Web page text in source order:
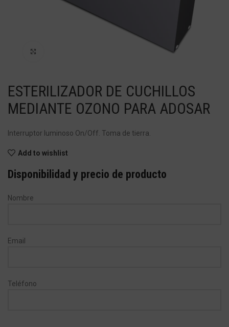
ESTERILIZADOR DE CUCHILLOS
MEDIANTE OZONO PARA ADOSAR
Interruptor luminoso On/Off. Toma de tierra.
Add to wishlist
Disponibilidad y precio de producto
Nombre
Email
Teléfono